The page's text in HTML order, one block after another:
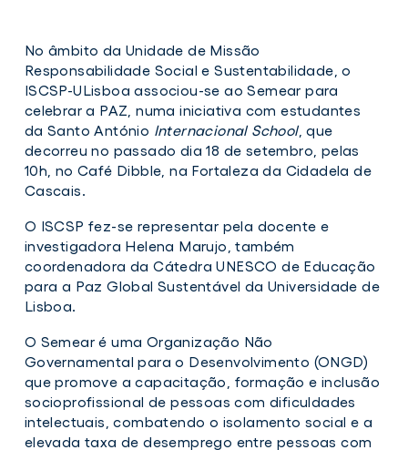
No âmbito da Unidade de Missão
Responsabilidade Social e Sustentabilidade, o
ISCSP-ULisboa associou-se ao Semear para
celebrar a PAZ, numa iniciativa com estudantes
da Santo António Internacional School, que
decorreu no passado dia 18 de setembro, pelas
10h, no Café Dibble, na Fortaleza da Cidadela de
Cascais.
O ISCSP fez-se representar pela docente e
investigadora Helena Marujo, também
coordenadora da Cátedra UNESCO de Educação
para a Paz Global Sustentável da Universidade de
Lisboa.
O Semear é uma Organização Não
Governamental para o Desenvolvimento (ONGD)
que promove a capacitação, formação e inclusão
socioprofissional de pessoas com dificuldades
intelectuais, combatendo o isolamento social e a
elevada taxa de desemprego entre pessoas com